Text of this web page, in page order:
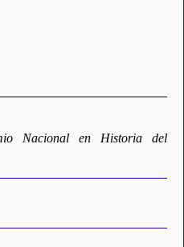
Nacional en Historia del